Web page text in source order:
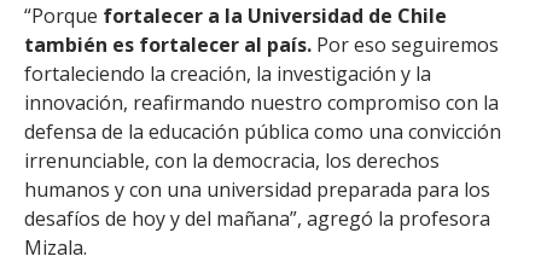
“Porque fortalecer a la Universidad de Chile
también es fortalecer al país. Por eso seguiremos
fortaleciendo la creación, la investigación y la
innovación, reafirmando nuestro compromiso con la
defensa de la educación pública como una convicción
irrenunciable, con la democracia, los derechos
humanos y con una universidad preparada para los
desafíos de hoy y del mañana”, agregó la profesora
Mizala.